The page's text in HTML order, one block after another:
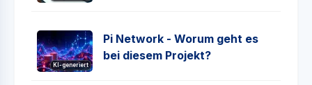
KI-generiert
Pi Network - Worum geht es
bei diesem Projekt?